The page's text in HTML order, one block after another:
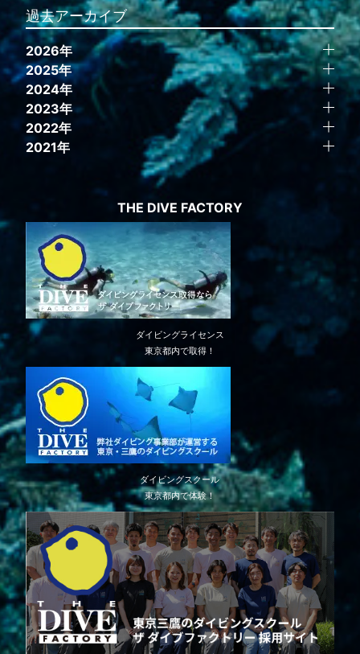
過去アーカイブ
2026年
2025年
2024年
2023年
2022年
2021年
THE DIVE FACTORY
ダイビングライセンス
東京都内で取得！
ダイビングスクール
東京都内で体験！